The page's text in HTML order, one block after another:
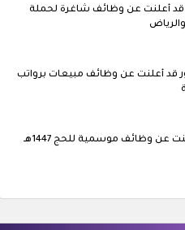
أعلنت عن وظائف شاغرة لحملة
أعلنت عن وظائف مبيعات برواتب
شركة الرفادة قد أعلنت عن وظائف موسمية للحج 1447هـ